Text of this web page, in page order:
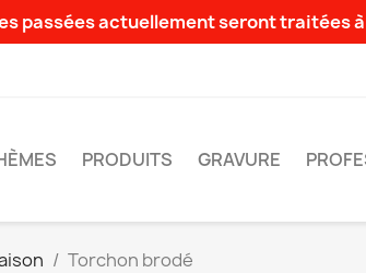
passées actuellement seront traitées
PRODUITS GRAVURE
Torchon brodé